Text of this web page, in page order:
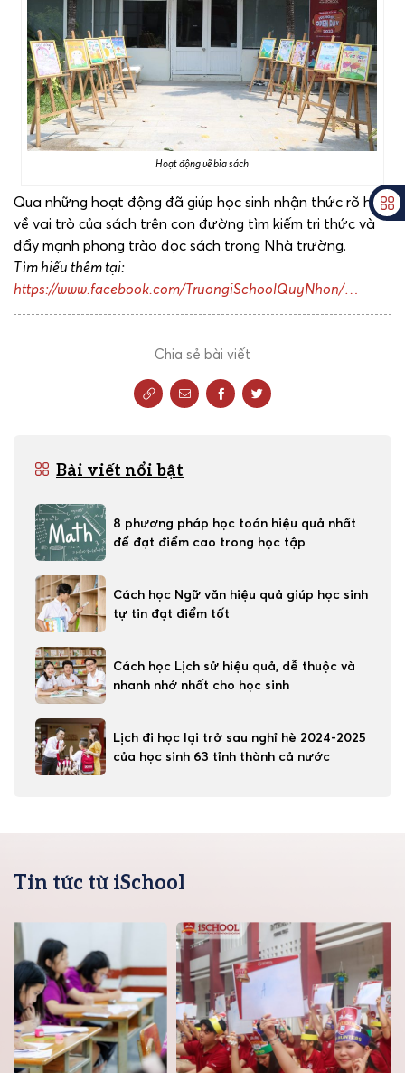
Hoạt động vẽ bìa sách
Qua những hoạt động đã giúp học sinh nhận thức rõ hơn
về vai trò của sách trên con đường tìm kiếm tri thức và
đẩy mạnh phong trào đọc sách trong Nhà trường.
Tìm hiểu thêm tại:
https://www.facebook.com/TruongiSchoolQuyNhon/…
Chia sẻ bài viết
Bài viết nổi bật
8 phương pháp học toán hiệu quả nhất
để đạt điểm cao trong học tập
Cách học Ngữ văn hiệu quả giúp học sinh
tự tin đạt điểm tốt
Cách học Lịch sử hiệu quả, dễ thuộc và
nhanh nhớ nhất cho học sinh
Lịch đi học lại trở sau nghỉ hè 2024-2025
của học sinh 63 tỉnh thành cả nước
Tin tức từ iSchool